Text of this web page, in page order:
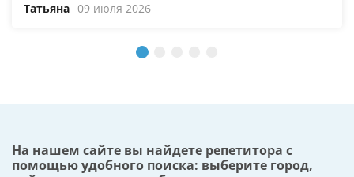
Татьяна 09 июля 2026
На нашем сайте вы найдете репетитора с
помощью удобного поиска: выберите город,